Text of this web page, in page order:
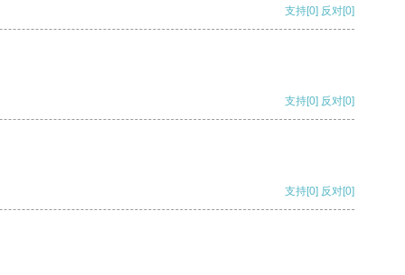
支持[0] 反对[0]
支持[0] 反对[0]
支持[0] 反对[0]